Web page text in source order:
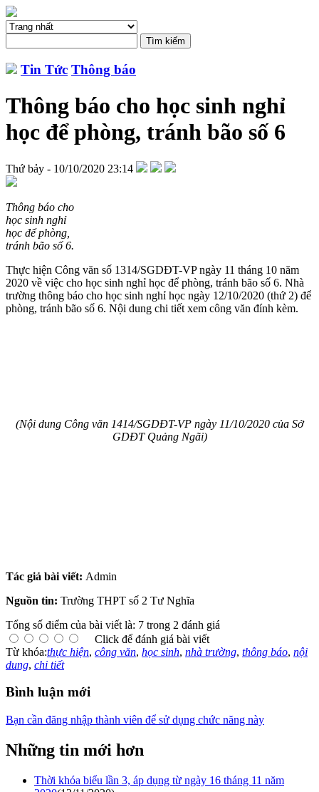
Tin Tức Thông báo
Thông báo cho học sinh nghỉ
học để phòng, tránh bão số 6
Thứ bảy - 10/10/2020 23:14
Thông báo cho
học sinh nghỉ
học để phòng,
tránh bão số 6.
Thực hiện Công văn số 1314/SGDĐT-VP ngày 11 tháng 10 năm
2020 về việc cho học sinh nghỉ học để phòng, tránh bão số 6. Nhà
trường thông báo cho học sinh nghỉ học ngày 12/10/2020 (thứ 2) để
phòng, tránh bão số 6. Nội dung chi tiết xem công văn đính kèm.
(Nội dung Công văn 1414/SGDĐT-VP ngày 11/10/2020 của Sở
GDĐT Quảng Ngãi)
Tác giả bài viết: Admin
Nguồn tin: Trường THPT số 2 Tư Nghĩa
Tổng số điểm của bài viết là: 7 trong 2 đánh giá
Click để đánh giá bài viết
Từ khóa:thực hiện, công văn, học sinh, nhà trường, thông báo, nội
dung, chi tiết
Bình luận mới
Bạn cần đăng nhập thành viên để sử dụng chức năng này
Những tin mới hơn
Thời khóa biểu lần 3, áp dụng từ ngày 16 tháng 11 năm